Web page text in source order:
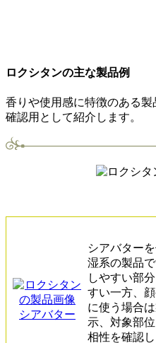
ロクシタンの主な製品例
香りや使用感に特徴のある
確認用として紹介します。
シアバター
シアバター
湿系の製品
しやすい部
すい一方、
に使う場合
示、対象部
相性を確認し